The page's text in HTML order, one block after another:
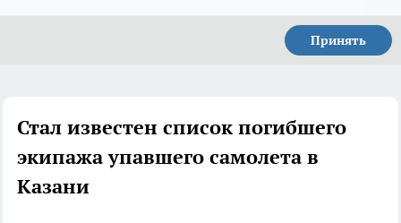
Принять
Стал известен список погибшего
экипажа упавшего самолета в
Казани